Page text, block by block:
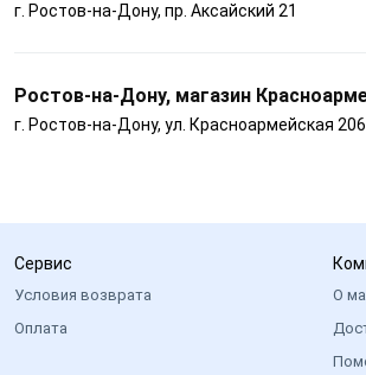
г. Ростов-на-Дону, пр. Аксайский 21
Ростов-на-Дону, магазин
г. Ростов-на-Дону, ул. Красноармейская
Сервис
Условия возврата
Оплата
О